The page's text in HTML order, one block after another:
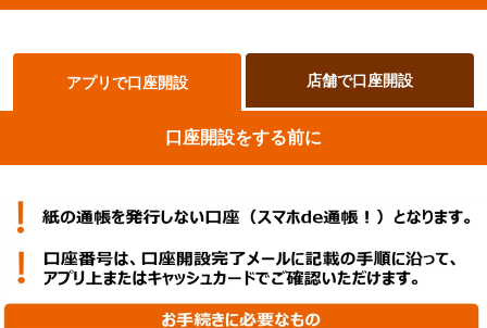
アプリで口座開設 店舗で口座開設
口座開設をする前に